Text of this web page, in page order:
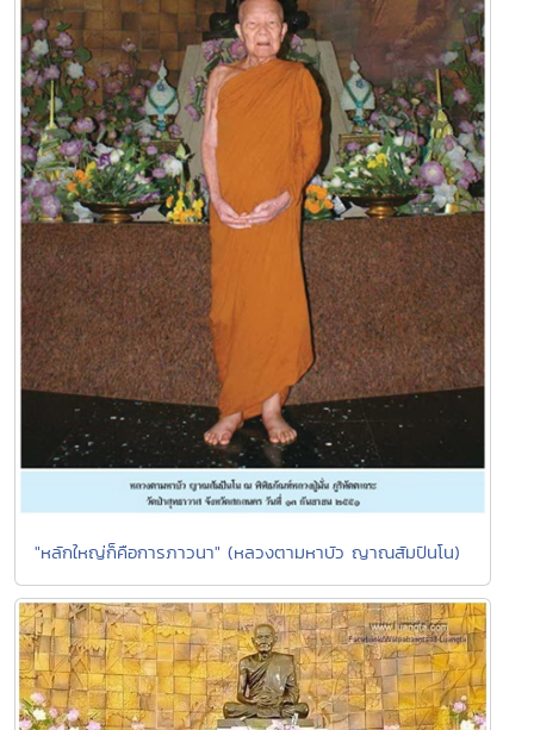
"หลักใหญ่ก็คือการภาวนา" (หลวงตามหาบัว ญาณสัมปันโน)